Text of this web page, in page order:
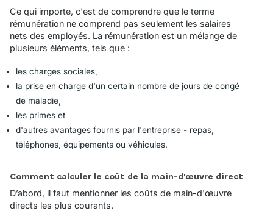
Ce qui importe, c'est de comprendre que le terme
rémunération ne comprend pas seulement les salaires
nets des employés. La rémunération est un mélange de
plusieurs éléments, tels que :
les charges sociales,
la prise en charge d'un certain nombre de jours de congé
de maladie,
les primes et
d'autres avantages fournis par l'entreprise - repas,
téléphones, équipements ou véhicules.
Comment calculer le coût de la main-d'œuvre direct
D’abord, il faut mentionner les coûts de main-d'œuvre
directs les plus courants.